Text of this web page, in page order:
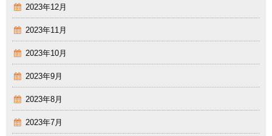
2023年12月
2023年11月
2023年10月
2023年9月
2023年8月
2023年7月